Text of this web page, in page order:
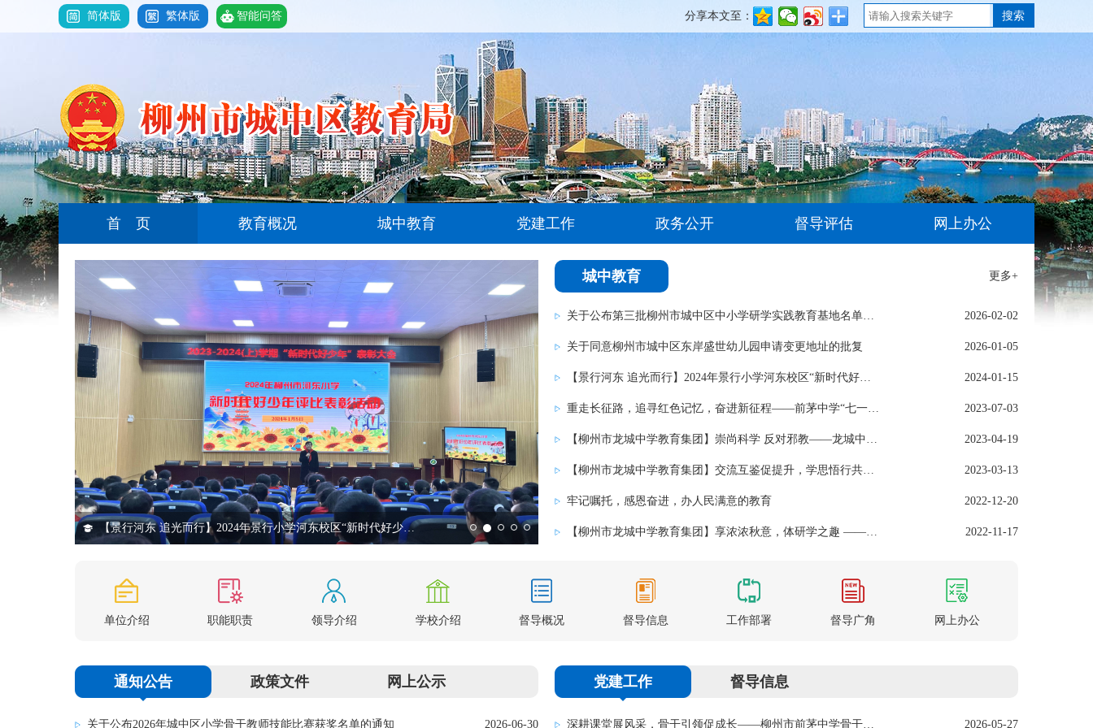
搜索
分享本文至：
简体版 繁体版 智能问答
首 页 教育概况 城中教育 党建工作 政务公开 督导评估 网上办公
【景行河东 追光而行】2024年景行小学河东校区“新时代好少年”评比表彰活动
城中教育 更多+
2026-02-02
关于公布第三批柳州市城中区中小学研学实践教育基地名单的通知
2026-01-05
关于同意柳州市城中区东岸盛世幼儿园申请变更地址的批复
2024-01-15
【景行河东 追光而行】2024年景行小学河东校区“新时代好少年”评比表彰活动
2023-07-03
重走长征路，追寻红色记忆，奋进新征程——前茅中学“七一”主题党日活动
2023-04-19
【柳州市龙城中学教育集团】崇尚科学 反对邪教——龙城中学开展“反邪教"宣传教育活动
2023-03-13
【柳州市龙城中学教育集团】交流互鉴促提升，学思悟行共成长 ——玉林市、贺州市富川一中骨干教师到我校跟岗研修
2022-12-20
牢记嘱托，感恩奋进，办人民满意的教育
2022-11-17
【柳州市龙城中学教育集团】享浓浓秋意，体研学之趣 ——龙城中学初一年级秋季研学游
单位介绍 职能职责 领导介绍 学校介绍 督导概况 督导信息 工作部署 督导广角 网上办公
通知公告 政策文件 网上公示
2026-06-30
关于公布2026年城中区小学骨干教师技能比赛获奖名单的通知 2026-07-13
2026年生源地信用助学贷款操作指南 2026年柳州市
党建工作 督导信息
2026-05-27
深耕课堂展风采，骨干引领促成长——柳州市前茅中学骨干教师暨党员教师示范课